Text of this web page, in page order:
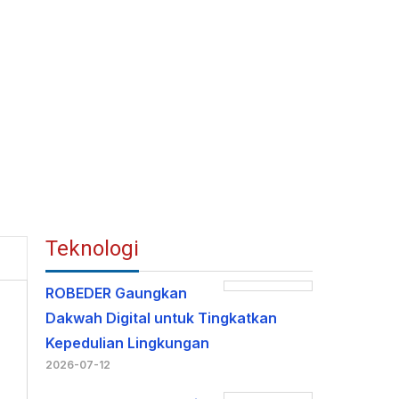
Teknologi
ROBEDER Gaungkan
Dakwah Digital untuk Tingkatkan
Kepedulian Lingkungan
2026-07-12